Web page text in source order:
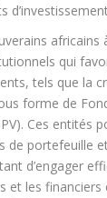
africains
qui
tels que la
forme de
Ces entités
de portefeuille
d’engager
et les